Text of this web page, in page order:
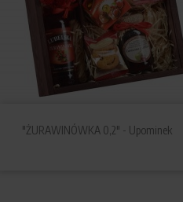
"ŻURAWINÓWKA 0,2" - Upominek
